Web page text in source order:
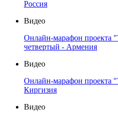
Россия
Видео
Онлайн-марафон проекта
четвертый - Армения
Видео
Онлайн-марафон проекта
Киргизия
Видео